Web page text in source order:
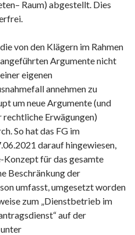
Raum) abgestellt. Dies
von den Klägern im Rahmen
Argumente nicht
eigenen
annehmen zu
um neue Argumente (und
Erwägungen)
So hat das FG im
darauf hingewiesen,
Konzept für das gesamte
Beschränkung der
umfasst, umgesetzt worden
zum „Dienstbetrieb im
auf der